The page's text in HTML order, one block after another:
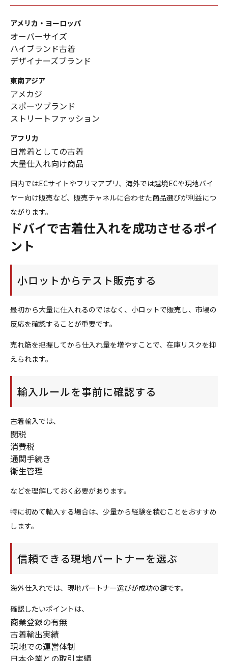
アメリカ・ヨーロッパ
オーバーサイズ
ハイブランド古着
デザイナーズブランド
東南アジア
アメカジ
スポーツブランド
ストリートファッション
アフリカ
日常着としての古着
大量仕入れ向け商品
国内ではECサイトやフリマアプリ、海外では越境ECや現地バイ
ヤー向け販売など、販売チャネルに合わせた商品選びが利益につ
ながります。
ドバイで古着仕入れを成功させるポイ
ント
小ロットからテスト販売する
最初から大量に仕入れるのではなく、小ロットで販売し、市場の
反応を確認することが重要です。
売れ筋を把握してから仕入れ量を増やすことで、在庫リスクを抑
えられます。
輸入ルールを事前に確認する
古着輸入では、
関税
消費税
通関手続き
衛生管理
などを理解しておく必要があります。
特に初めて輸入する場合は、少量から経験を積むことをおすすめ
します。
信頼できる現地パートナーを選ぶ
海外仕入れでは、現地パートナー選びが成功の鍵です。
確認したいポイントは、
商業登録の有無
古着輸出実績
現地での運営体制
日本企業との取引実績